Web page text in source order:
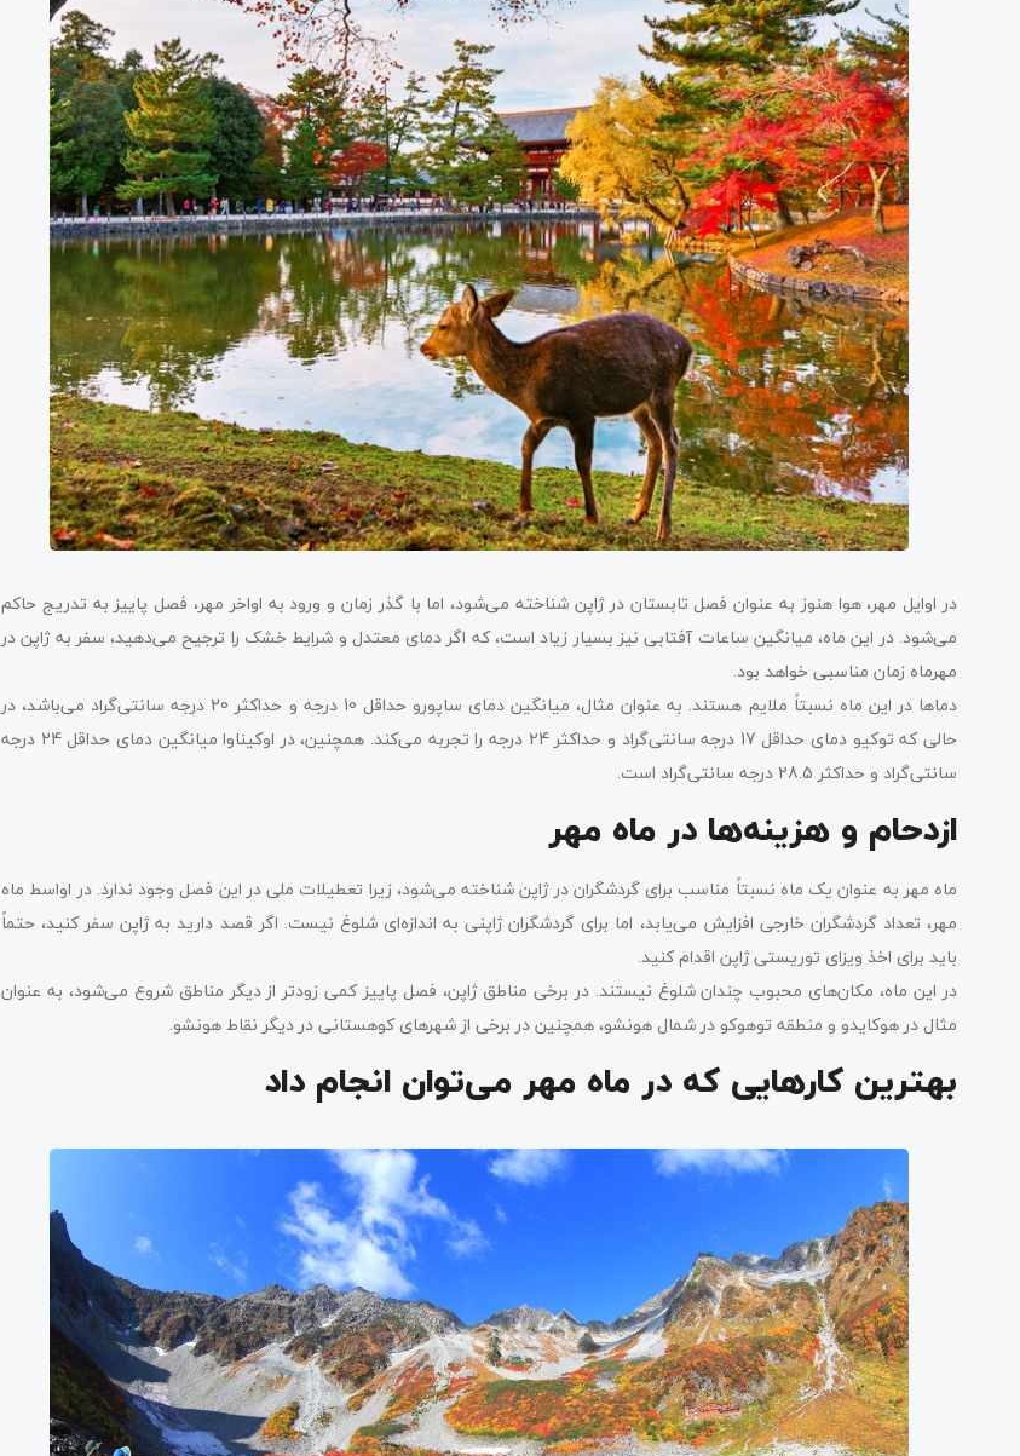
در اوایل مهر، هوا هنوز به عنوان فصل تابستان در ژاپن شناخته می‌شود، اما با گذر زمان و ورود به اواخر مهر، فصل پاییز به تدریج حاکم
می‌شود. در این ماه، میانگین ساعات آفتابی نیز بسیار زیاد است، که اگر دمای معتدل و شرایط خشک را ترجیح می‌دهید، سفر به ژاپن در
مهرماه زمان مناسبی خواهد بود.
دماها در این ماه نسبتاً ملایم هستند. به عنوان مثال، میانگین دمای ساپورو حداقل 10 درجه و حداکثر 20 درجه سانتی‌گراد می‌باشد، در
حالی که توکیو دمای حداقل 17 درجه سانتی‌گراد و حداکثر 24 درجه را تجربه می‌کند. همچنین، در اوکیناوا میانگین دمای حداقل 24 درجه
سانتی‌گراد و حداکثر 28.5 درجه سانتی‌گراد است.
ازدحام و هزینه‌ها در ماه مهر
ماه مهر به عنوان یک ماه نسبتاً مناسب برای گردشگران در ژاپن شناخته می‌شود، زیرا تعطیلات ملی در این فصل وجود ندارد. در اواسط ماه
مهر، تعداد گردشگران خارجی افزایش می‌یابد، اما برای گردشگران ژاپنی به اندازه‌ای شلوغ نیست. اگر قصد دارید به ژاپن سفر کنید، حتماً
باید برای اخذ ویزای توریستی ژاپن اقدام کنید.
در این ماه، مکان‌های محبوب چندان شلوغ نیستند. در برخی مناطق ژاپن، فصل پاییز کمی زودتر از دیگر مناطق شروع می‌شود، به عنوان
مثال در هوکایدو و منطقه توهوکو در شمال هونشو، همچنین در برخی از شهرهای کوهستانی در دیگر نقاط هونشو.
بهترین کارهایی که در ماه مهر می‌توان انجام داد